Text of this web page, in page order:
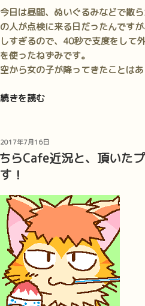
今日は昼間、ぬいぐるみなどで散
の人が点検に来る日だったんです
しすぎるので、40秒で支度をして
を使ったねずみです。
空から女の子が降ってきたことはあ
“関
も
ケ
ッ
ト
6
お
品
書
き
公
開！”
の
続きを読む
投
稿
日:
2017年7月16日
らCafe近況と、頂いた
す！